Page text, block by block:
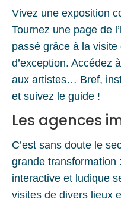
Vivez une exposition
Tournez une page de
passé grâce à la visite
d’exception. Accédez
aux artistes… Bref,
et suivez le guide !
Les agences
C’est sans doute le
grande transformation
interactive et ludique
visites de divers lieux